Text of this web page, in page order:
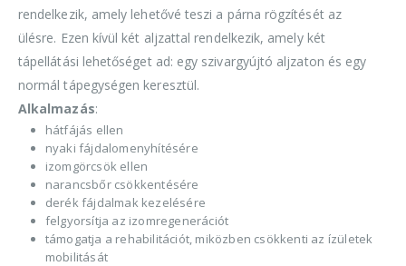
rendelkezik, amely lehetővé teszi a párna rögzítését az
ülésre. Ezen kívül két aljzattal rendelkezik, amely két
tápellátási lehetőséget ad: egy szivargyújtó aljzaton és egy
normál tápegységen keresztül.
Alkalmazás:
hátfájás ellen
nyaki fájdalomenyhítésére
izomgörcsök ellen
narancsbőr csökkentésére
derék fájdalmak kezelésére
felgyorsítja az izomregenerációt
támogatja a rehabilitációt, miközben csökkenti az ízületek
mobilitását